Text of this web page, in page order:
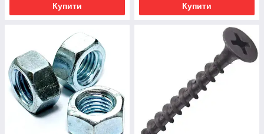
Купити Купити